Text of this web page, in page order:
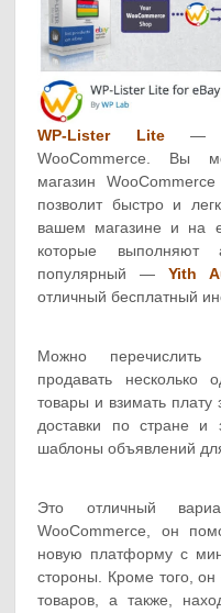
WP-Lister Lite—
WooCommerce. Вы
магазин
позволит быстро и
вашем магазине и на
которые выполняют
популярный —Yith
отличный бесплатный
Можно перечислить
продавать несколько
товары и взимать плату
доставки по стране и
шаблоны объявлений
Это отличный
WooCommerce, он
новую платформу с
стороны. Кроме того,
товаров, а также,